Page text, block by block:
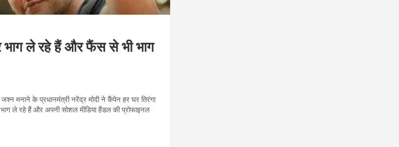
भाग ले रहे हैं और फैंस से भी भाग
मनाने के प्रधानमंत्री नरेंद्र मोदी ने कैंपेन हर घर तिरंगा
ले रहे हैं और अपनी सोशल मीडिया हैंडल की प्रोफाइनल